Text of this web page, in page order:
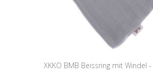
XKKO BMB Beissring mit Windel -